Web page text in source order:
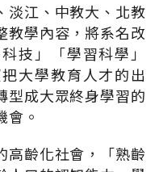
淡江、中教大、北教
教學內容，將系名改
技」「學習科學」
大學教育人才的出
型成大眾終身學習的
會。
高齡化社會，「熟齡